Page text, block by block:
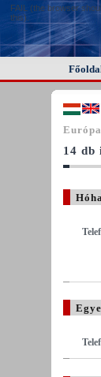
FAIL (the browser
this).
14 db